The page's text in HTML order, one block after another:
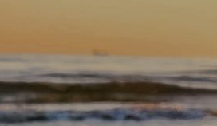
WISSENSWERTES
EVENTS IM HOTEL